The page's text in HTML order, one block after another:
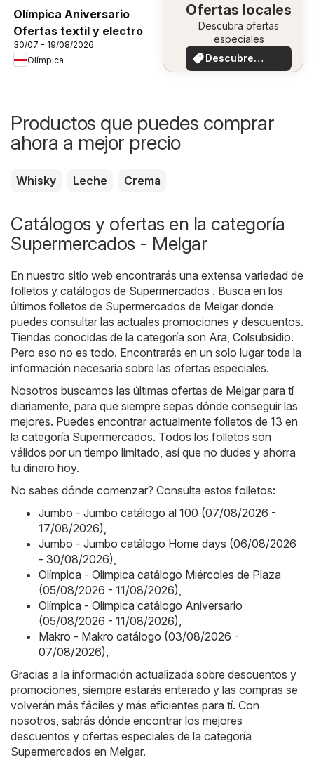
Olímpica Aniversario
Ofertas textil y electro
30/07 - 19/08/2026
Olímpica
Ofertas locales
Descubra ofertas
especiales
Descubre
ofertas
Productos que puedes comprar
ahora a mejor precio
Whisky Leche Crema
Catálogos y ofertas en la categoría
Supermercados - Melgar
En nuestro sitio web encontrarás una extensa variedad de
folletos y catálogos de Supermercados . Busca en los
últimos folletos de Supermercados de Melgar donde
puedes consultar las actuales promociones y descuentos.
Tiendas conocidas de la categoría son Ara, Colsubsidio.
Pero eso no es todo. Encontrarás en un solo lugar toda la
información necesaria sobre las ofertas especiales.
Nosotros buscamos las últimas ofertas de Melgar para tí
diariamente, para que siempre sepas dónde conseguir las
mejores. Puedes encontrar actualmente folletos de 13 en
la categoría Supermercados. Todos los folletos son
válidos por un tiempo limitado, así que no dudes y ahorra
tu dinero hoy.
No sabes dónde comenzar? Consulta estos folletos:
Jumbo - Jumbo catálogo al 100 (07/08/2026 -
17/08/2026),
Jumbo - Jumbo catálogo Home days (06/08/2026
- 30/08/2026),
Olímpica - Olímpica catálogo Miércoles de Plaza
(05/08/2026 - 11/08/2026),
Olímpica - Olímpica catálogo Aniversario
(05/08/2026 - 11/08/2026),
Makro - Makro catálogo (03/08/2026 -
07/08/2026),
Gracias a la información actualizada sobre descuentos y
promociones, siempre estarás enterado y las compras se
volverán más fáciles y más eficientes para tí. Con
nosotros, sabrás dónde encontrar los mejores
descuentos y ofertas especiales de la categoría
Supermercados en Melgar.